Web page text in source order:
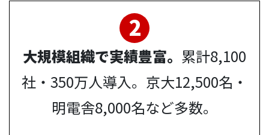
2
大規模組織で実績豊富。 累計8,100
社・350万人導入。京大12,500名・
明電舎8,000名など多数。